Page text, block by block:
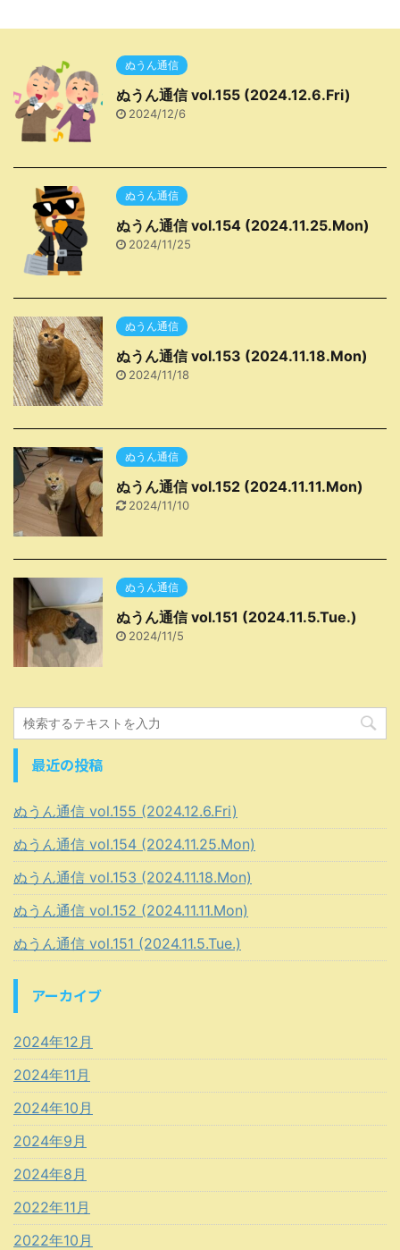
ぬうん通信
ぬうん通信 vol.155 (2024.12.6.Fri)
2024/12/6
ぬうん通信
ぬうん通信 vol.154 (2024.11.25.Mon)
2024/11/25
ぬうん通信
ぬうん通信 vol.153 (2024.11.18.Mon)
2024/11/18
ぬうん通信
ぬうん通信 vol.152 (2024.11.11.Mon)
2024/11/10
ぬうん通信
ぬうん通信 vol.151 (2024.11.5.Tue.)
2024/11/5
最近の投稿
ぬうん通信 vol.155 (2024.12.6.Fri)
ぬうん通信 vol.154 (2024.11.25.Mon)
ぬうん通信 vol.153 (2024.11.18.Mon)
ぬうん通信 vol.152 (2024.11.11.Mon)
ぬうん通信 vol.151 (2024.11.5.Tue.)
アーカイブ
2024年12月
2024年11月
2024年10月
2024年9月
2024年8月
2022年11月
2022年10月